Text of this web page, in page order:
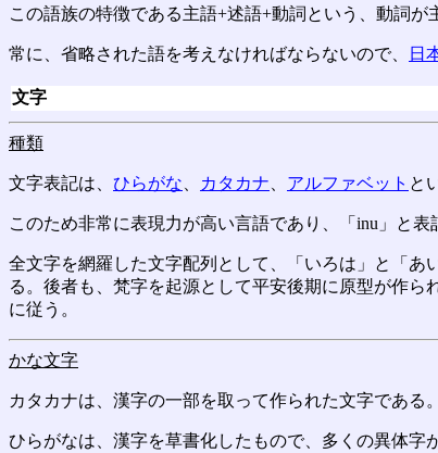
この語族の特徴である主語+述語+動詞という、動詞
常に、省略された語を考えなければならないので、 日
文字
種類
文字表記は、 ひらがな カタカナ アルファベット と
このため非常に表現力が高い言語であり、「inu」と
全文字を網羅した文字配列として、「いろは」と「
る。後者も、梵字を起源として平安後期に原型が作
に従う。
かな文字
カタカナは、漢字の一部を取って作られた文字である
ひらがなは、漢字を草書化したもので、多くの異体字